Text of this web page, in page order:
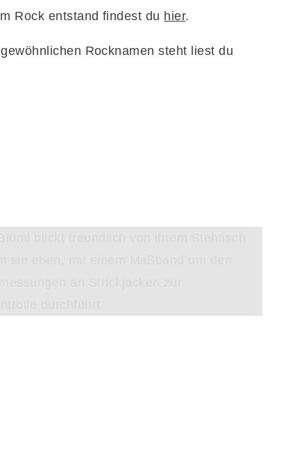
Rock entstand findest du hier.
Rocknamen steht liest du